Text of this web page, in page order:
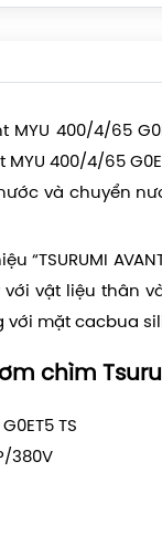
400/4/65
MYU 400/4/65
và chuyển
“TSURUMI
vật liệu thân
với mặt cacbua
chìm
TS
380V